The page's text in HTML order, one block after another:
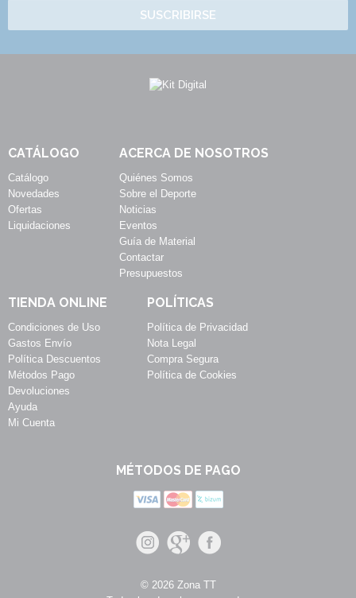
SUSCRIBIRSE
CATÁLOGO
Catálogo
Novedades
Ofertas
Liquidaciones
ACERCA DE NOSOTROS
Quiénes Somos
Sobre el Deporte
Noticias
Eventos
Guía de Material
Contactar
Presupuestos
TIENDA ONLINE
Condiciones de Uso
Gastos Envío
Política Descuentos
Métodos Pago
Devoluciones
Ayuda
Mi Cuenta
POLÍTICAS
Política de Privacidad
Nota Legal
Compra Segura
Política de Cookies
MÉTODOS DE PAGO
© 2026 Zona TT